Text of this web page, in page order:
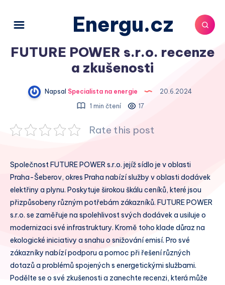
Energu.cz
FUTURE POWER s.r.o. recenze
a zkušenosti
Napsal Specialista na energie
20.6.2024
1 min čtení
17
Rate this post
Společnost FUTURE POWER s.r.o. jejíž sídlo je v oblasti
Praha-Šeberov, okres Praha nabízí služby v oblasti dodávek
elektřiny a plynu. Poskytuje širokou škálu ceníků, které jsou
přizpůsobeny různým potřebám zákazníků. FUTURE POWER
s.r.o. se zaměřuje na spolehlivost svých dodávek a usiluje o
modernizaci své infrastruktury. Kromě toho klade důraz na
ekologické iniciativy a snahu o snižování emisí. Pro své
zákazníky nabízí podporu a pomoc při řešení různých
dotazů a problémů spojených s energetickými službami.
Podělte se o své zkušenosti a zanechte recenzi, která může